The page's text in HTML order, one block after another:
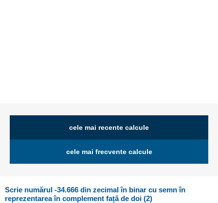
cele mai recente calcule
cele mai frecvente calcule
Scrie numărul -34.666 din zecimal în binar cu semn în
reprezentarea în complement față de doi (2)